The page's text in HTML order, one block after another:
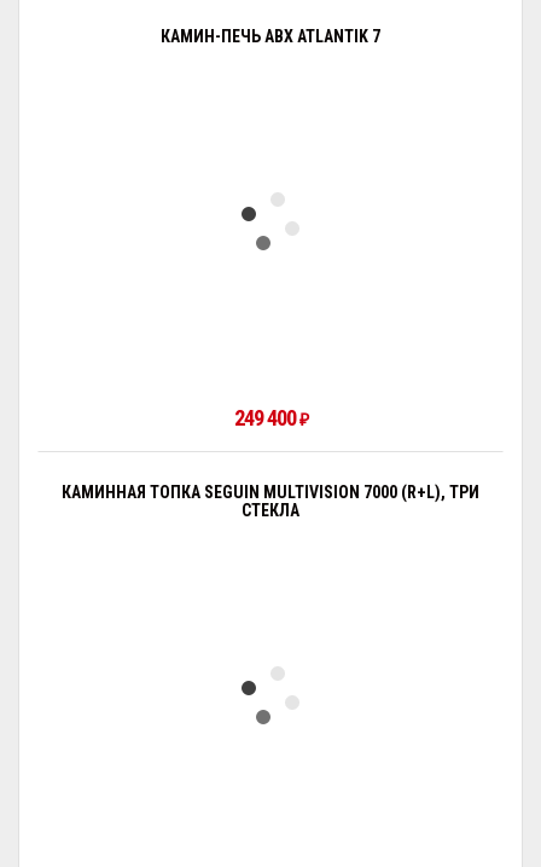
КАМИН-ПЕЧЬ ABX ATLANTIK 7
249 400₽
КАМИННАЯ ТОПКА SEGUIN MULTIVISION 7000 (R+L), ТРИ
СТЕКЛА